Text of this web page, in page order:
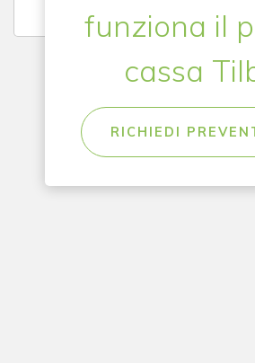
funziona il
cassa
RICHIEDI